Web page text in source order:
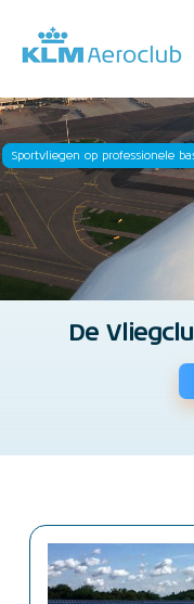
Sportvliegen op professionele
De